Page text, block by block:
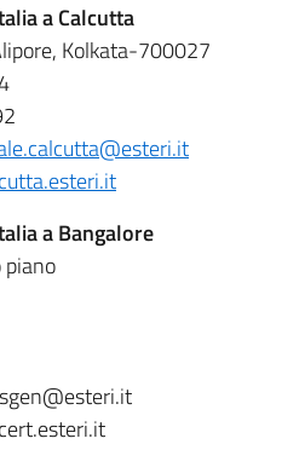
a Calcutta
Kolkata-700027
a Bangalore
piano